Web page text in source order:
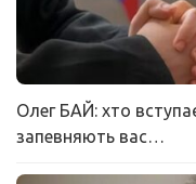
Олег БАЙ: хто
запевняють вас…